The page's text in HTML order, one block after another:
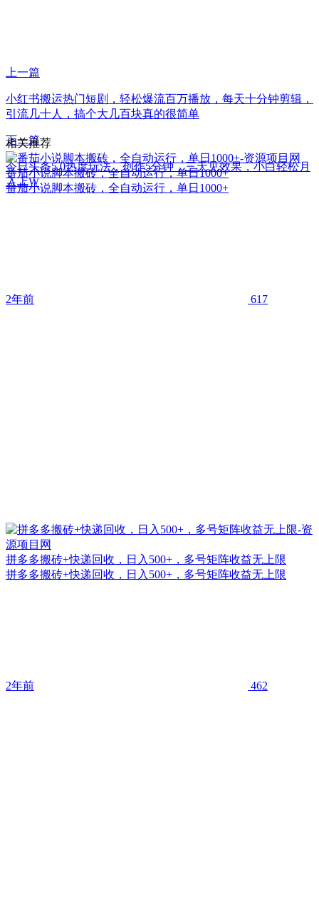
上一篇
小红书搬运热门短剧，轻松爆流百万播放，每天十分钟剪辑，
引流几十人，搞个大几百块真的很简单
下一篇
今日头条5.0热度玩法，创作5分钟，三天见效果，小白轻松月
入上W
相关推荐
番茄小说脚本搬砖，全自动运行，单日1000+
番茄小说脚本搬砖，全自动运行，单日1000+
2年前 617
拼多多搬砖+快递回收，日入500+，多号矩阵收益无上限
拼多多搬砖+快递回收，日入500+，多号矩阵收益无上限
2年前 462